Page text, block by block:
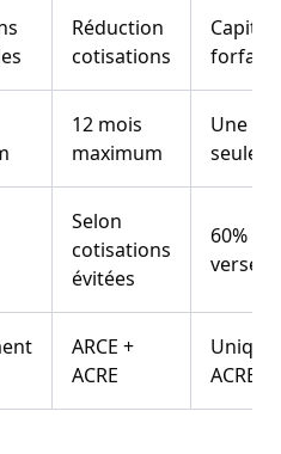
Réduction
cotisations
Capital
12 mois
maximum
Une
Selon
cotisations
évitées
60%
ARCE +
ACRE
ACRE